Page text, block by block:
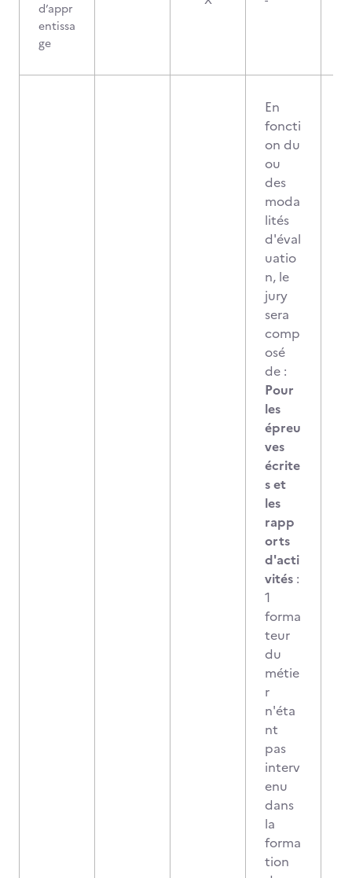
d’appr
entissa
ge
En
foncti
on du
ou
des
moda
lités
d'éval
uatio
n, le
jury
sera
comp
osé
de :
Pour
les
épreu
ves
écrite
s et
les
rapp
orts
d'acti
vités :
1
forma
teur
du
métie
r
n'éta
nt
pas
interv
enu
dans
la
forma
tion